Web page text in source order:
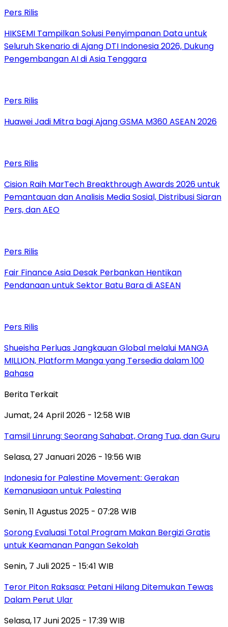
Pers Rilis
HIKSEMI Tampilkan Solusi Penyimpanan Data untuk
Seluruh Skenario di Ajang DTI Indonesia 2026, Dukung
Pengembangan AI di Asia Tenggara
Pers Rilis
Huawei Jadi Mitra bagi Ajang GSMA M360 ASEAN 2026
Pers Rilis
Cision Raih MarTech Breakthrough Awards 2026 untuk
Pemantauan dan Analisis Media Sosial, Distribusi Siaran
Pers, dan AEO
Pers Rilis
Fair Finance Asia Desak Perbankan Hentikan
Pendanaan untuk Sektor Batu Bara di ASEAN
Pers Rilis
Shueisha Perluas Jangkauan Global melalui MANGA
MILLION, Platform Manga yang Tersedia dalam 100
Bahasa
Berita Terkait
Jumat, 24 April 2026 - 12:58 WIB
Tamsil Linrung: Seorang Sahabat, Orang Tua, dan Guru
Selasa, 27 Januari 2026 - 19:56 WIB
Indonesia for Palestine Movement: Gerakan
Kemanusiaan untuk Palestina
Senin, 11 Agustus 2025 - 07:28 WIB
Sorong Evaluasi Total Program Makan Bergizi Gratis
untuk Keamanan Pangan Sekolah
Senin, 7 Juli 2025 - 15:41 WIB
Teror Piton Raksasa: Petani Hilang Ditemukan Tewas
Dalam Perut Ular
Selasa, 17 Juni 2025 - 17:39 WIB